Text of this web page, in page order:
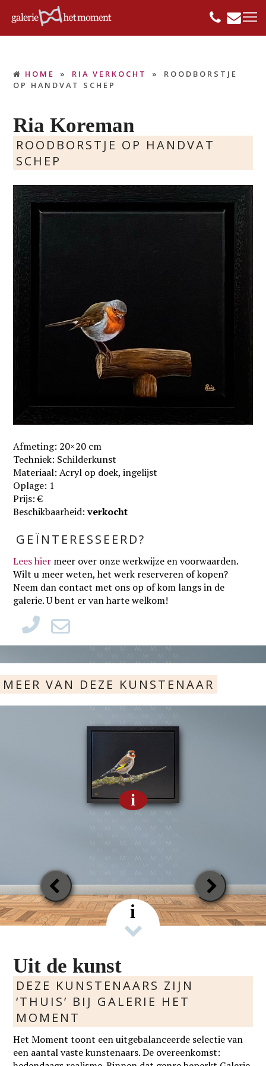
HOME » RIA VERKOCHT »
ROODBORSTJE
OP HANDVAT SCHEP
Ria Koreman
ROODBORSTJE OP HANDVAT
SCHEP
Afmeting: 20×20 cm
Techniek: Schilderkunst
Materiaal: Acryl op doek, ingelijst
Oplage: 1
Prijs: €
Beschikbaarheid:verkocht
GEÏNTERESSEERD?
Lees hier meer over onze werkwijze en voorwaarden.
Wilt u meer weten, het werk reserveren of kopen?
Neem dan contact met ons op of kom langs in de
galerie. U bent er van harte welkom!
MEER VAN DEZE KUNSTENAAR
i
Previous
Slide
Next
Slide
i
Uit de kunst
DEZE KUNSTENAARS ZIJN
‘THUIS’ BIJ GALERIE HET
MOMENT
Het Moment toont een uitgebalanceerde selectie van
een aantal vaste kunstenaars. De overeenkomst: